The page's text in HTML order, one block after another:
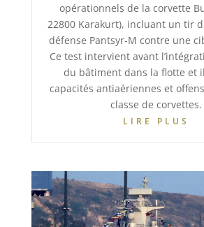
opérationnels de la corvette
22800 Karakurt), incluant un tir
défense Pantsyr-M contre une
Ce test intervient avant
du bâtiment dans la flotte et
capacités antiaériennes et
classe de corvettes.
LIRE PLUS